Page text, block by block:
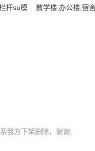
杆su模
教学楼,办公楼,宿